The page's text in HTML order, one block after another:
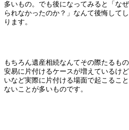
多いもの。でも後になってみると「な
られなかったのか？」なんて後悔して
ります。
もちろん遺産相続なんてその際たるも
安易に片付けるケースが増えているけ
いなど実際に片付ける場面で起こるこ
ないことが多いものです。